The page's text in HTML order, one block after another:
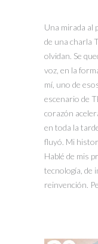
Una mirada al
de una charla
olvidan. Se
voz, en la
mí, uno de
escenario de
corazón
en toda la
fluyó. Mi
Hablé de mis
tecnología, de
reinvención.